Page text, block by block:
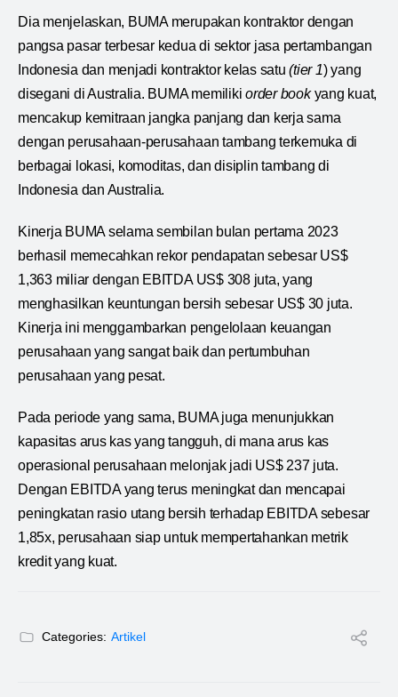
Dia menjelaskan, BUMA merupakan kontraktor dengan
pangsa pasar terbesar kedua di sektor jasa pertambangan
Indonesia dan menjadi kontraktor kelas satu(tier 1) yang
disegani di Australia. BUMA memilikiorder bookyang kuat,
mencakup kemitraan jangka panjang dan kerja sama
dengan perusahaan-perusahaan tambang terkemuka di
berbagai lokasi, komoditas, dan disiplin tambang di
Indonesia dan Australia.
Kinerja BUMA selama sembilan bulan pertama 2023
berhasil memecahkan rekor pendapatan sebesar US$
1,363 miliar dengan EBITDA US$ 308 juta, yang
menghasilkan keuntungan bersih sebesar US$ 30 juta.
Kinerja ini menggambarkan pengelolaan keuangan
perusahaan yang sangat baik dan pertumbuhan
perusahaan yang pesat.
Pada periode yang sama, BUMA juga menunjukkan
kapasitas arus kas yang tangguh, di mana arus kas
operasional perusahaan melonjak jadi US$ 237 juta.
Dengan EBITDA yang terus meningkat dan mencapai
peningkatan rasio utang bersih terhadap EBITDA sebesar
1,85x, perusahaan siap untuk mempertahankan metrik
kredit yang kuat.
Categories: Artikel